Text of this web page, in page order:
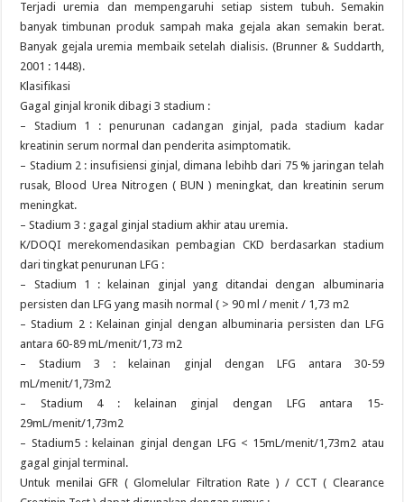
Terjadi uremia dan mempengaruhi setiap sistem tubuh. Semakin
banyak timbunan produk sampah maka gejala akan semakin berat.
Banyak gejala uremia membaik setelah dialisis. (Brunner & Suddarth,
2001 : 1448).
Klasifikasi
Gagal ginjal kronik dibagi 3 stadium :
– Stadium 1 : penurunan cadangan ginjal, pada stadium kadar
kreatinin serum normal dan penderita asimptomatik.
– Stadium 2 : insufisiensi ginjal, dimana lebihb dari 75 % jaringan telah
rusak, Blood Urea Nitrogen ( BUN ) meningkat, dan kreatinin serum
meningkat.
– Stadium 3 : gagal ginjal stadium akhir atau uremia.
K/DOQI merekomendasikan pembagian CKD berdasarkan stadium
dari tingkat penurunan LFG :
– Stadium 1 : kelainan ginjal yang ditandai dengan albuminaria
persisten dan LFG yang masih normal ( > 90 ml / menit / 1,73 m2
– Stadium 2 : Kelainan ginjal dengan albuminaria persisten dan LFG
antara 60-89 mL/menit/1,73 m2
– Stadium 3 : kelainan ginjal dengan LFG antara 30-59
mL/menit/1,73m2
– Stadium 4 : kelainan ginjal dengan LFG antara 15-
29mL/menit/1,73m2
– Stadium5 : kelainan ginjal dengan LFG < 15mL/menit/1,73m2 atau
gagal ginjal terminal.
Untuk menilai GFR ( Glomelular Filtration Rate ) / CCT ( Clearance